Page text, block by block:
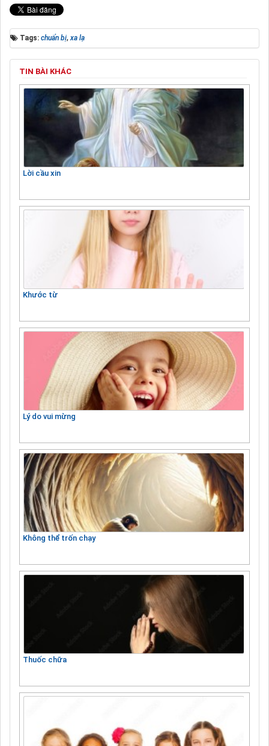
Tags: chuẩn bị, xa lạ
TIN BÀI KHÁC
Lời cầu xin
Khước từ
Lý do vui mừng
Không thể trốn chạy
Thuốc chữa